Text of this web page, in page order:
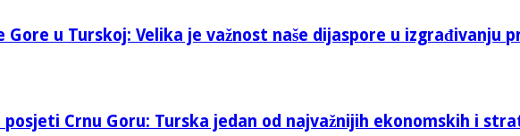
Gore u Turskoj: Velika je važnost naše dijaspore u izgrađivanju
posjeti Crnu Goru: Turska jedan od najvažnijih ekonomskih i